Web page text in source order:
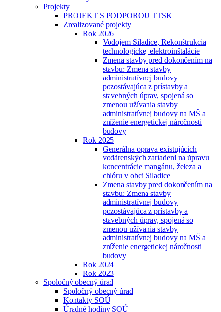
Projekty
PROJEKT S PODPOROU TTSK
Zrealizované projekty
Rok 2026
Vodojem Siladice, Rekonštrukcia
technologickej elektroinštalácie
Zmena stavby pred dokončením na
stavbu: Zmena stavby
administratívnej budovy
pozostávajúca z prístavby a
stavebných úprav, spojená so
zmenou užívania stavby
administratívnej budovy na MŠ a
zníženie energetickej náročnosti
budovy
Rok 2025
Generálna oprava existujúcich
vodárenských zariadení na úpravu
koncentrácie mangánu, železa a
chlóru v obci Siladice
Zmena stavby pred dokončením na
stavbu: Zmena stavby
administratívnej budovy
pozostávajúca z prístavby a
stavebných úprav, spojená so
zmenou užívania stavby
administratívnej budovy na MŠ a
zníženie energetickej náročnosti
budovy
Rok 2024
Rok 2023
Spoločný obecný úrad
Spoločný obecný úrad
Kontakty SOÚ
Úradné hodiny SOÚ